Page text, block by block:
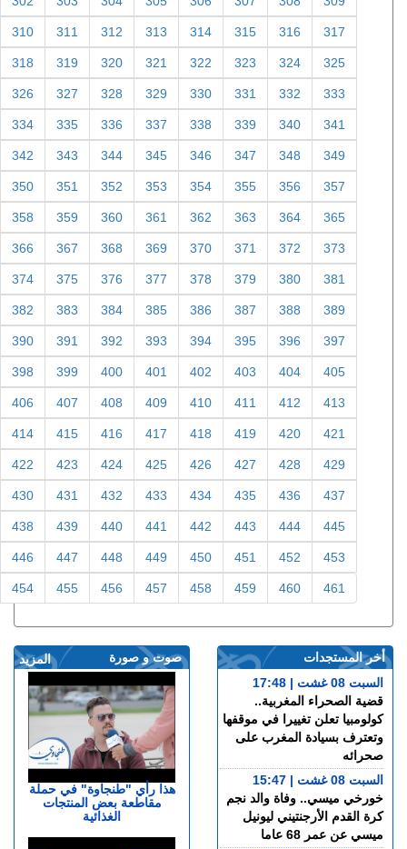
310 311 312 313 314 315 316 317
318 319 320 321 322 323 324 325
326 327 328 329 330 331 332 333
334 335 336 337 338 339 340 341
342 343 344 345 346 347 348 349
350 351 352 353 354 355 356 357
358 359 360 361 362 363 364 365
366 367 368 369 370 371 372 373
374 375 376 377 378 379 380 381
382 383 384 385 386 387 388 389
390 391 392 393 394 395 396 397
398 399 400 401 402 403 404 405
406 407 408 409 410 411 412 413
414 415 416 417 418 419 420 421
422 423 424 425 426 427 428 429
430 431 432 433 434 435 436 437
438 439 440 441 442 443 444 445
446 447 448 449 450 451 452 453
454 455 456 457 458 459 460 461
المزيد صوت و صورة
هذا رأي "طنجاوة" في حملة
مقاطعة بعض المنتجات
الغذائية
أخر المستجدات
السبت 08 غشت | 17:48
قضية الصحراء المغربية..
كولومبيا تعلن تغييرا في موقفها
وتعترف بسيادة المغرب على
صحرائه
السبت 08 غشت | 15:47
خورخي ميسي.. وفاة والد نجم
كرة القدم الأرجنتيني ليونيل
ميسي عن عمر 68 عاما